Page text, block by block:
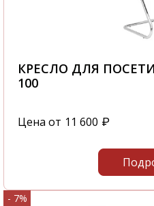
КРЕСЛО ДЛЯ
100
Цена от 11 600 ₽
- 7%